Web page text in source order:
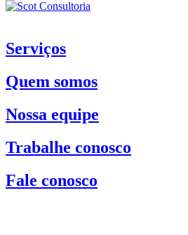
Serviços
Quem somos
Nossa equipe
Trabalhe conosco
Fale conosco